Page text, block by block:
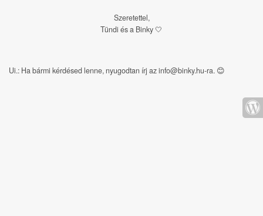
Szeretettel,
Tündi és a Binky 🤍
Ui.: Ha bármi kérdésed lenne, nyugodtan írj az info@binky.hu-ra. 😊